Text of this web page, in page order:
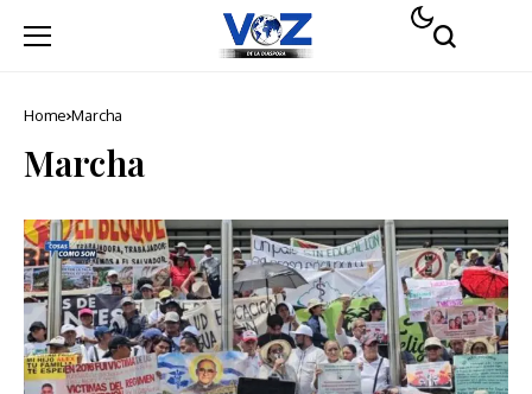
Home Marcha
Marcha